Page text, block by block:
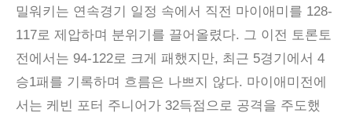
밀워키는 연속경기 일정 속에서 직전 마이애미를 128-
117로 제압하며 분위기를 끌어올렸다. 그 이전 토론토
전에서는 94-122로 크게 패했지만, 최근 5경기에서 4
승1패를 기록하며 흐름은 나쁘지 않다. 마이애미전에
서는 케빈 포터 주니어가 32득점으로 공격을 주도했